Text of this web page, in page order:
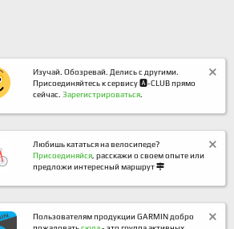
Изучай. Обозревай. Делись с другими.
Присоединяйтесь к сервису 🅰️-CLUB прямо
сейчас. Зарегистрироваться
Любишь кататься на велосипеде?
Присоединяйся, расскажи о своем опыте или
предложи интересный маршрут
Пользователям продукции GARMIN добро